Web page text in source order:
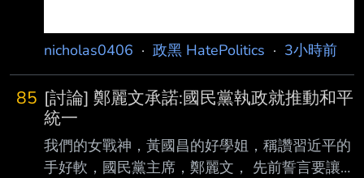
nicholas0406 · 政黑 HatePolitics · 3小時前
85 [討論] 鄭麗文承諾:國民黨執政就推動和平
統一
我們的女戰神，黃國昌的好學姐，稱讚習近平的
手好軟，國民黨主席，鄭麗文， 先前誓言要讓